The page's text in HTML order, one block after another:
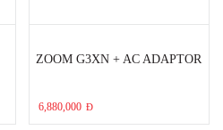
ZOOM G3XN + AC ADAPTOR
6,880,000 Đ